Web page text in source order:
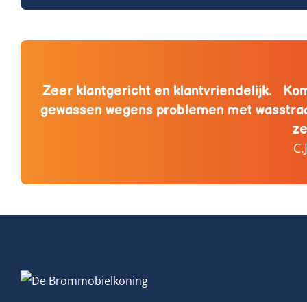
Zeer klantgericht en klantvriendelijk.
gewassen wegens problemen met